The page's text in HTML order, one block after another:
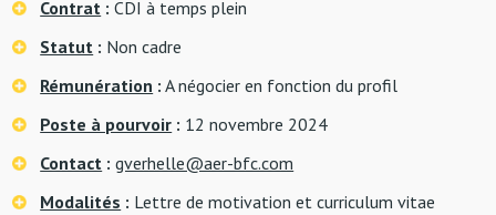
Contrat : CDI à temps plein
Statut : Non cadre
Rémunération : A négocier en fonction du profil
Poste à pourvoir : 12 novembre 2024
Contact : gverhelle@aer-bfc.com
Modalités : Lettre de motivation et curriculum vitae